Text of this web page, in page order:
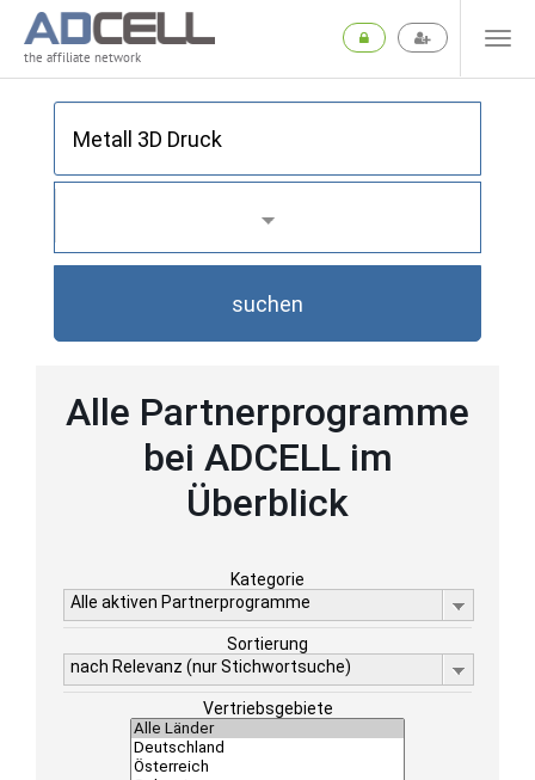
the affiliate network
suchen
Alle Partnerprogramme
bei ADCELL im
Überblick
Kategorie
Alle aktiven Partnerprogramme
Sortierung
nach Relevanz (nur Stichwortsuche)
Vertriebsgebiete